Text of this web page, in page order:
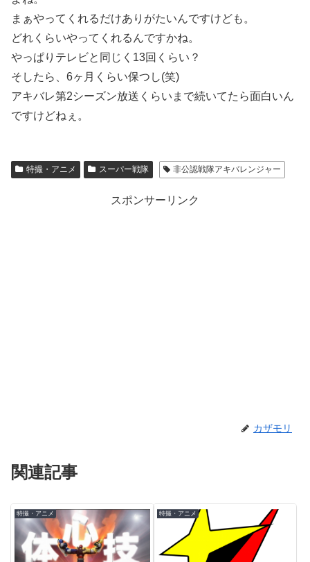
まぁやってくれるだけありがたいんですけども。
どれくらいやってくれるんですかね。
やっぱりテレビと同じく13回くらい？
そしたら、6ヶ月くらい保つし(笑)
アキバレ第2シーズン放送くらいまで続いてたら面白いん
ですけどねぇ。
特撮・アニメ スーパー戦隊 非公認戦隊アキバレンジャー
スポンサーリンク
カザモリ
関連記事
特撮・アニメ 特撮・アニメ